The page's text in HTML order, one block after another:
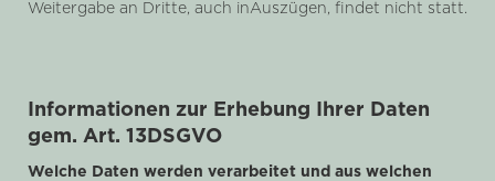
Weitergabe an Dritte, auch inAuszügen, findet nicht statt.
Informationen zur Erhebung Ihrer Daten
gem. Art. 13DSGVO
Welche Daten werden verarbeitet und aus welchen